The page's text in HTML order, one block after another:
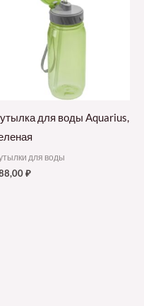
для воды Aquarius,
для воды
₽